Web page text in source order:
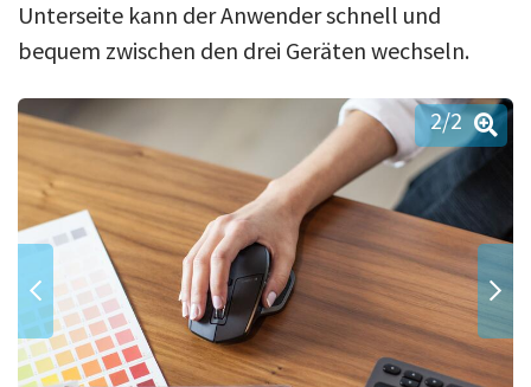
Unterseite kann der Anwender schnell und
bequem zwischen den drei Geräten wechseln.
2/2